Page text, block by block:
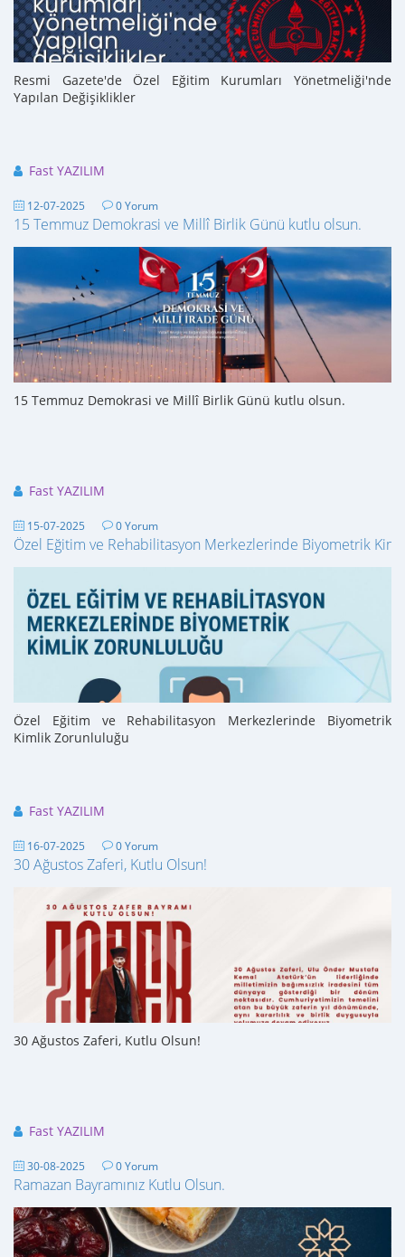
Resmi Gazete'de Özel Eğitim Kurumları Yönetmeliği'nde
Yapılan Değişiklikler
Fast YAZILIM
12-07-2025 0 Yorum
15 Temmuz Demokrasi ve Millî Birlik Günü kutlu olsun.
15 Temmuz Demokrasi ve Millî Birlik Günü kutlu olsun.
Fast YAZILIM
15-07-2025 0 Yorum
Özel Eğitim ve Rehabilitasyon Merkezlerinde Biyometrik
Özel Eğitim ve Rehabilitasyon Merkezlerinde Biyometrik
Kimlik Zorunluluğu
Fast YAZILIM
16-07-2025 0 Yorum
30 Ağustos Zaferi, Kutlu Olsun!
30 Ağustos Zaferi, Kutlu Olsun!
Fast YAZILIM
30-08-2025 0 Yorum
Ramazan Bayramınız Kutlu Olsun.